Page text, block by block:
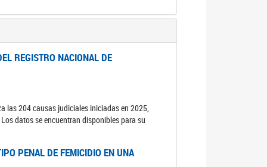
REGISTRO NACIONAL DE
las 204 causas judiciales iniciadas en 2025,
datos se encuentran disponibles para su
PENAL DE FEMICIDIO EN UNA